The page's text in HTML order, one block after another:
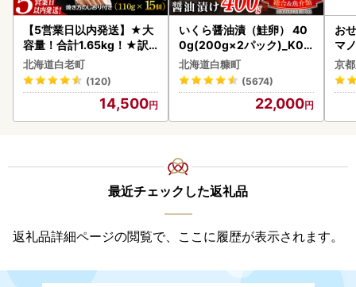
【5営業日以内発送】★大
容量！合計1.65kg！★訳
あり・牛の里ビーフハンバ
ーグ(110ｇ5枚入）×3 AG
058
北海道白老町
(120)
14,500
いくら醤油漬（鮭卵） 40
0g(200g×2パック)_K02
2-1676
北海道白糠町
(5674)
22,000
お
マ
京
最近チェックした返礼品
返礼品詳細ページの閲覧で、ここに履歴が表示されます。